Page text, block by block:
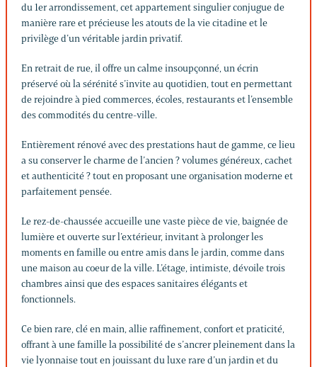
du 1er arrondissement, cet appartement singulier conjugue de
manière rare et précieuse les atouts de la vie citadine et le
privilège d’un véritable jardin privatif.
En retrait de rue, il offre un calme insoupçonné, un écrin
préservé où la sérénité s’invite au quotidien, tout en permettant
de rejoindre à pied commerces, écoles, restaurants et l’ensemble
des commodités du centre-ville.
Entièrement rénové avec des prestations haut de gamme, ce lieu
a su conserver le charme de l’ancien ? volumes généreux, cachet
et authenticité ? tout en proposant une organisation moderne et
parfaitement pensée.
Le rez-de-chaussée accueille une vaste pièce de vie, baignée de
lumière et ouverte sur l’extérieur, invitant à prolonger les
moments en famille ou entre amis dans le jardin, comme dans
une maison au coeur de la ville. L’étage, intimiste, dévoile trois
chambres ainsi que des espaces sanitaires élégants et
fonctionnels.
Ce bien rare, clé en main, allie raffinement, confort et praticité,
offrant à une famille la possibilité de s’ancrer pleinement dans la
vie lyonnaise tout en jouissant du luxe rare d’un jardin et du